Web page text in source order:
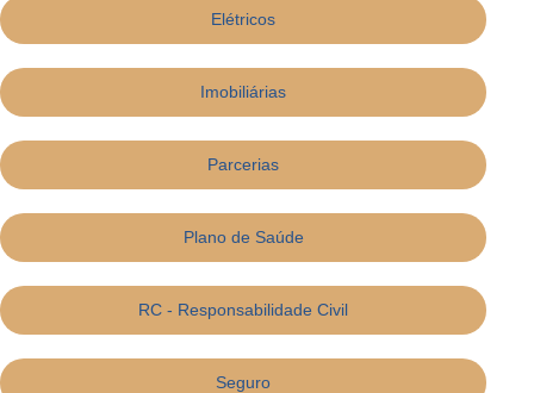
Elétricos
Imobiliárias
Parcerias
Plano de Saúde
RC - Responsabilidade Civil
Seguro